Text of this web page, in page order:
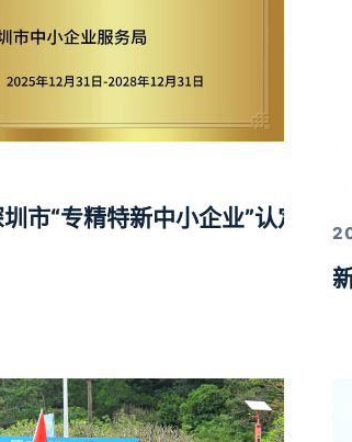
市“专精特新中小企业”认定，以